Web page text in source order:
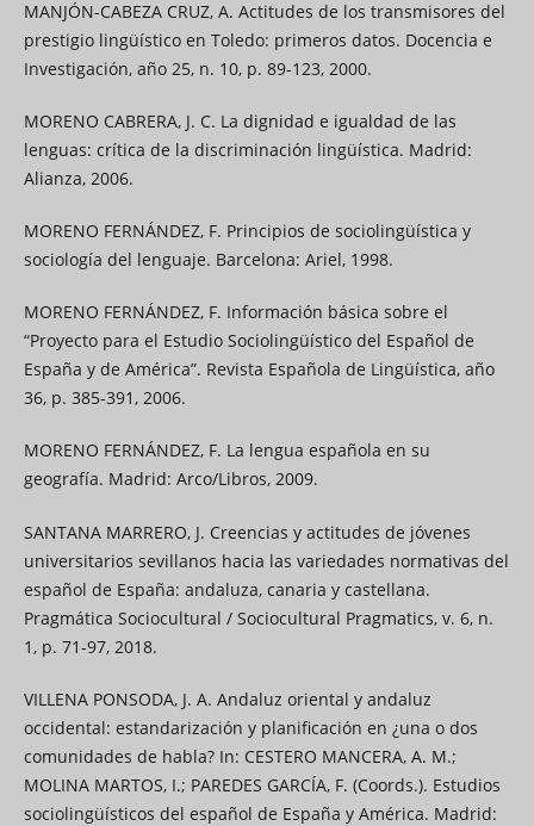
MANJÓN-CABEZA CRUZ, A. Actitudes de los transmisores del
prestigio lingüístico en Toledo: primeros datos. Docencia e
Investigación, año 25, n. 10, p. 89-123, 2000.
MORENO CABRERA, J. C. La dignidad e igualdad de las
lenguas: crítica de la discriminación lingüística. Madrid:
Alianza, 2006.
MORENO FERNÁNDEZ, F. Principios de sociolingüística y
sociología del lenguaje. Barcelona: Ariel, 1998.
MORENO FERNÁNDEZ, F. Información básica sobre el
“Proyecto para el Estudio Sociolingüístico del Español de
España y de América”. Revista Española de Lingüística, año
36, p. 385-391, 2006.
MORENO FERNÁNDEZ, F. La lengua española en su
geografía. Madrid: Arco/Libros, 2009.
SANTANA MARRERO, J. Creencias y actitudes de jóvenes
universitarios sevillanos hacia las variedades normativas del
español de España: andaluza, canaria y castellana.
Pragmática Sociocultural / Sociocultural Pragmatics, v. 6, n.
1, p. 71-97, 2018.
VILLENA PONSODA, J. A. Andaluz oriental y andaluz
occidental: estandarización y planificación en ¿una o dos
comunidades de habla? In: CESTERO MANCERA, A. M.;
MOLINA MARTOS, I.; PAREDES GARCÍA, F. (Coords.). Estudios
sociolingüísticos del español de España y América. Madrid: